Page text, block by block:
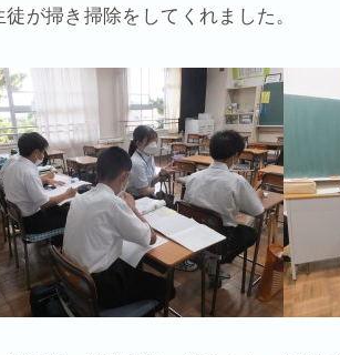
が掃き掃除をしてくれました。